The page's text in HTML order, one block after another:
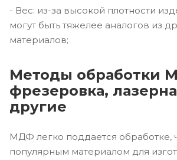
- Вес: из-за высокой плотности
могут быть тяжелее аналогов из
материалов;
Методы обработки
фрезеровка,
другие
МДФ легко поддается обработке,
популярным материалом для